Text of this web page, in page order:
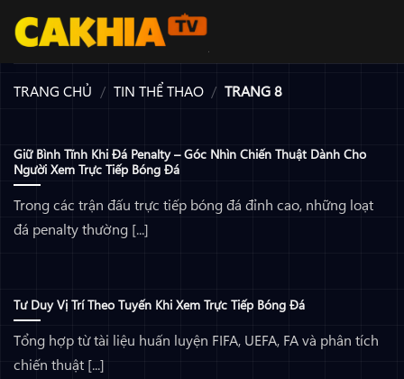
qua
TRANG CHỦ / TIN THỂ THAO / TRANG 8
Giữ Bình Tĩnh Khi Đá Penalty – Góc Nhìn Chiến Thuật Dành Cho
Người Xem Trực Tiếp Bóng Đá
Trong các trận đấu trực tiếp bóng đá đỉnh cao, những loạt
đá penalty thường [...]
Tư Duy Vị Trí Theo Tuyến Khi Xem Trực Tiếp Bóng Đá
Tổng hợp từ tài liệu huấn luyện FIFA, UEFA, FA và phân tích
chiến thuật [...]